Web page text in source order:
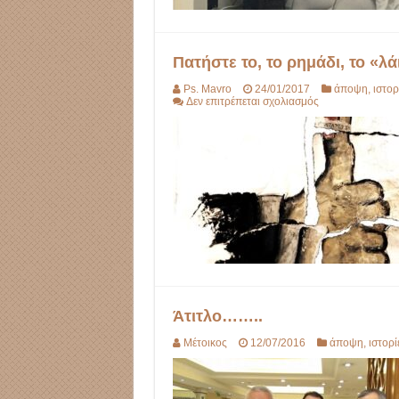
Πατήστε το, το ρημάδι, το
Ps. Mavro 24/01/2017 άποψη
Δεν επιτρέπεται σχολιασμόςστο
το,
το
ρημάδι,
το
«λάικ»!
Άτιτλο……..
Μέτοικος 12/07/2016 άποψη